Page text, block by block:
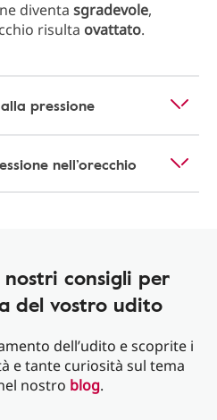
diventa sgradevole,
risulta ovattato.
pressione
nell’orecchio
consigli per
del vostro udito
dell’udito e scoprite i
e tante curiosità sul tema
nostro blog.